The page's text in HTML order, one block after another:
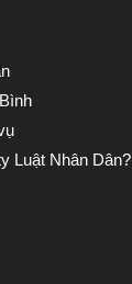
Luật Nhân Dân?